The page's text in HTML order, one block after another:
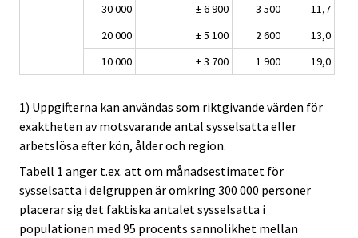
30 000
± 6 900 3 500
11,7
20 000
± 5 100 2 600
13,0
10 000
± 3 700 1 900 19,0
1) Uppgifterna kan användas som riktgivande värden för
exaktheten av motsvarande antal sysselsatta eller
arbetslösa efter kön, ålder och region.
Tabell 1 anger t.ex. att om månadsestimatet för
sysselsatta i delgruppen är omkring 300 000 personer
placerar sig det faktiska antalet sysselsatta i
populationen med 95 procents sannolikhet mellan